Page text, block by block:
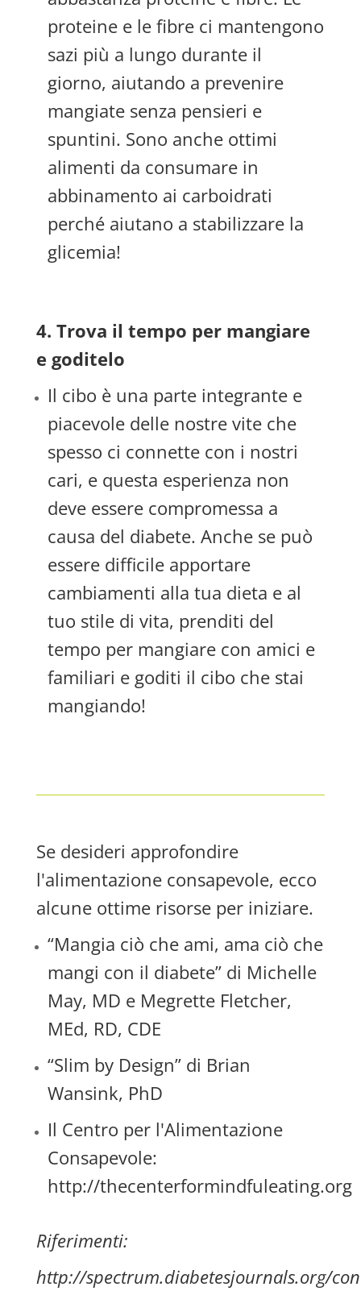
proteine e le fibre ci mantengono
sazi più a lungo durante il
giorno, aiutando a prevenire
mangiate senza pensieri e
spuntini. Sono anche ottimi
alimenti da consumare in
abbinamento ai carboidrati
perché aiutano a stabilizzare la
glicemia!
4. Trova il tempo per mangiare
e goditelo
Il cibo è una parte integrante e
piacevole delle nostre vite che
spesso ci connette con i nostri
cari, e questa esperienza non
deve essere compromessa a
causa del diabete. Anche se può
essere difficile apportare
cambiamenti alla tua dieta e al
tuo stile di vita, prenditi del
tempo per mangiare con amici e
familiari e goditi il cibo che stai
mangiando!
Se desideri approfondire
l'alimentazione consapevole, ecco
alcune ottime risorse per iniziare.
“Mangia ciò che ami, ama ciò che
mangi con il diabete” di Michelle
May, MD e Megrette Fletcher,
MEd, RD, CDE
“Slim by Design” di Brian
Wansink, PhD
Il Centro per l'Alimentazione
Consapevole:
http://thecenterformindfuleating.org
Riferimenti:
http://spectrum.diabetesjournals.org/